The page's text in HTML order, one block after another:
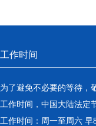
工作时间
为了避免不必要的等待，
工作时间，中国大陆法定
工作时间：周一至周六 早